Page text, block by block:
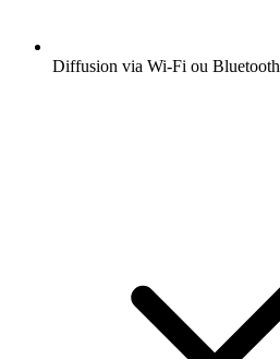
Diffusion via Wi-Fi ou Bluetooth